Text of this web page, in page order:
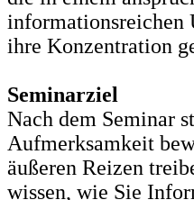
informationsreichen
ihre Konzentration
Seminarziel
Nach dem Seminar
Aufmerksamkeit
äußeren Reizen
wissen, wie Sie